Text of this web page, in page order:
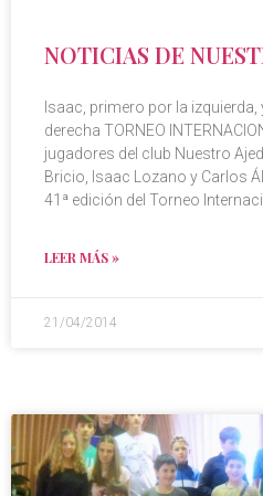
NOTICIAS DE
Isaac, primero por la
derecha TORNEO
jugadores del club Nuestro
Bricio, Isaac Lozano y Carlos
41ª edición del Torneo
LEER MÁS »
21/04/2014